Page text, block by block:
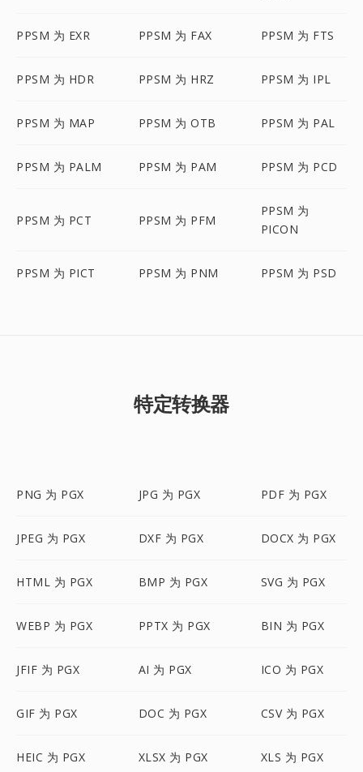
PPSM 为 EXR PPSM 为 FAX PPSM 为 FTS
PPSM 为 HDR PPSM 为 HRZ PPSM 为 IPL
PPSM 为 MAP PPSM 为 OTB PPSM 为 PAL
PPSM 为 PALM PPSM 为 PAM PPSM 为 PCD
PPSM 为 PCT PPSM 为 PFM
PPSM 为
PICON
PPSM 为 PICT PPSM 为 PNM PPSM 为 PSD
特定转换器
PNG 为 PGX JPG 为 PGX PDF 为 PGX
JPEG 为 PGX DXF 为 PGX DOCX 为 PGX
HTML 为 PGX BMP 为 PGX SVG 为 PGX
WEBP 为 PGX PPTX 为 PGX BIN 为 PGX
JFIF 为 PGX AI 为 PGX ICO 为 PGX
GIF 为 PGX DOC 为 PGX CSV 为 PGX
HEIC 为 PGX XLSX 为 PGX XLS 为 PGX